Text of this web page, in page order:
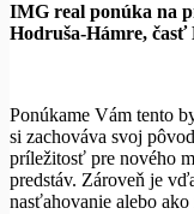
IMG real ponúka na
Hodruša-Hámre, časť
Ponúkame Vám tento
si zachováva svoj
príležitosť pre nového
predstáv. Zároveň je
nasťahovanie alebo